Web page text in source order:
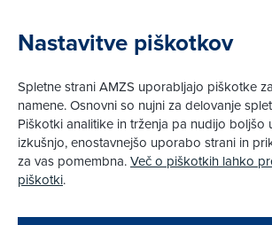
Piškotki
Politika zasebnosti
Informacije o obdelavi osebnih podatkov -
Pravno obvestilo
Izvensodno reševanje potrošniških sporov
Cenik članstva AMZS
Nastavitve piškotkov
Spletne strani AMZS uporabljajo piškotke
namene. Osnovni so nujni za delovanje
Piškotki analitike in trženja pa nudijo boljšo
izkušnjo, enostavnejšo uporabo strani in
za vas pomembna.Več o piškotkih lahko
piškotki.